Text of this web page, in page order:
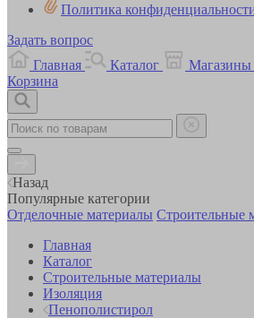
Политика
Задать вопрос
Главная
Каталог Магазины
Корзина
Назад
Популярные категории
Отделочные материалы Строительные
Главная
Каталог
Строительные материалы
Изоляция
Пенополистирол